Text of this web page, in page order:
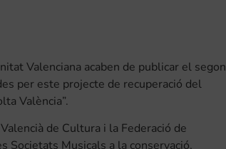
Valenciana acaben de publicar el segon
per este projecte de recuperació del
València”.
de Cultura i la Federació de
Societats Musicals a la conservació,